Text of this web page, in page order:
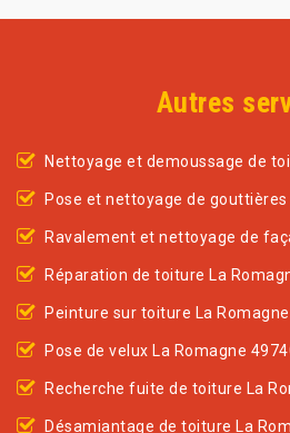
Autres
Nettoyage et demoussage de
Pose et nettoyage de gouttières
Ravalement et nettoyage de
Réparation de toiture La
Peinture sur toiture La
Pose de velux La Romagne
Recherche fuite de toiture La
Désamiantage de toiture La